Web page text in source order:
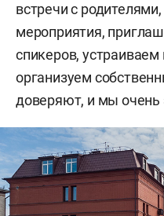
встречи с
мероприятия,
спикеров,
организуем
доверяют, и мы